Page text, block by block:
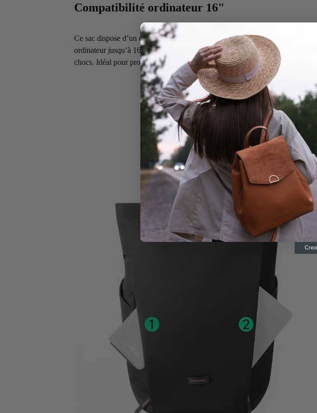
Compatibilité ordinateur 16"
Ce sac dispose d’un compartiment rembourré conçu pour accueillir un
ordinateur jusqu’à 16 pouces. Il maintient l’appareil bien en place et amortit les
chocs. Idéal pour protéger ton équipement lors des déplacements quotidiens.